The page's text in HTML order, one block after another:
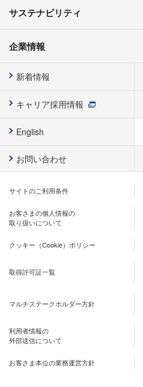
サステナビリティ
企業情報
新着情報
キャリア採用情報
English
お問い合わせ
サイトのご利用条件
お客さまの個人情報の
取り扱いについて
クッキー（Cookie）ポリシー
取得許可証一覧
マルチステークホルダー方針
利用者情報の
外部送信について
お客さま本位の業務運営方針